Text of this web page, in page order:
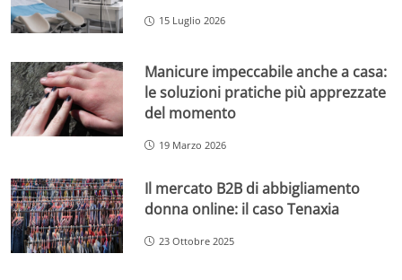
15 Luglio 2026
Manicure impeccabile anche a casa:
le soluzioni pratiche più apprezzate
del momento
19 Marzo 2026
Il mercato B2B di abbigliamento
donna online: il caso Tenaxia
23 Ottobre 2025